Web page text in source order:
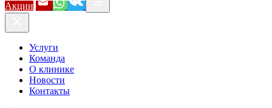
Акции
Услуги
Команда
О клинике
Новости
Контакты